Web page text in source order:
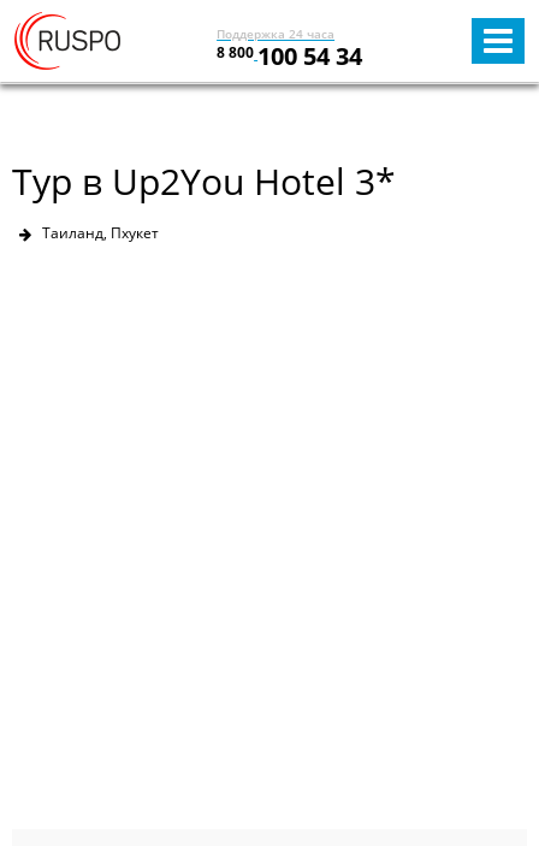
Поддержка 24 часа
8 800 100 54 34
Тур в Up2You Hotel 3*
Таиланд, Пхукет